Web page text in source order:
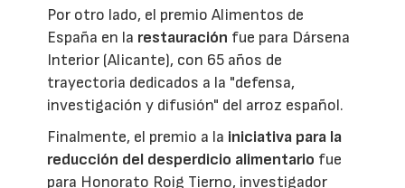
Por otro lado, el premio Alimentos de
España en la restauración fue para Dársena
Interior (Alicante), con 65 años de
trayectoria dedicados a la "defensa,
investigación y difusión" del arroz español.
Finalmente, el premio a la iniciativa para la
reducción del desperdicio alimentario fue
para Honorato Roig Tierno, investigador